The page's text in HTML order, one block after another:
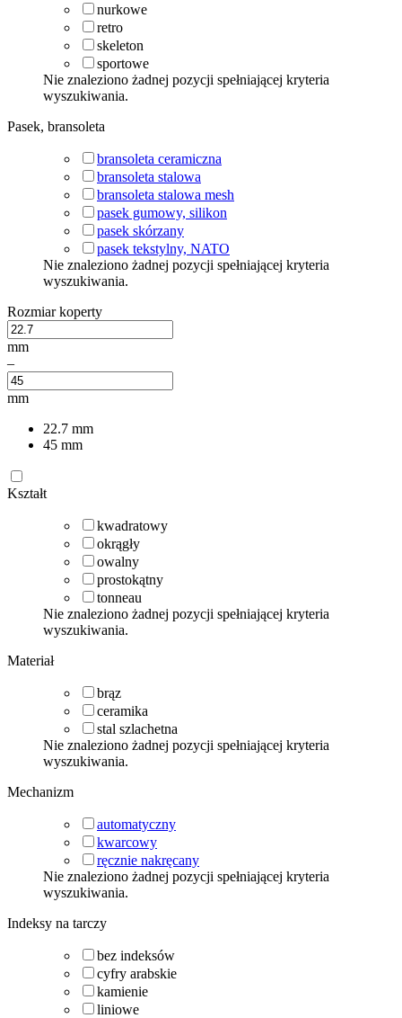
nurkowe
retro
skeleton
sportowe
Nie znaleziono żadnej pozycji spełniającej kryteria
wyszukiwania.
Pasek, bransoleta
bransoleta ceramiczna
bransoleta stalowa
bransoleta stalowa mesh
pasek gumowy, silikon
pasek skórzany
pasek tekstylny, NATO
Nie znaleziono żadnej pozycji spełniającej kryteria
wyszukiwania.
Rozmiar koperty
mm
–
mm
22.7 mm
45 mm
Kształt
kwadratowy
okrągły
owalny
prostokątny
tonneau
Nie znaleziono żadnej pozycji spełniającej kryteria
wyszukiwania.
Materiał
brąz
ceramika
stal szlachetna
Nie znaleziono żadnej pozycji spełniającej kryteria
wyszukiwania.
Mechanizm
automatyczny
kwarcowy
ręcznie nakręcany
Nie znaleziono żadnej pozycji spełniającej kryteria
wyszukiwania.
Indeksy na tarczy
bez indeksów
cyfry arabskie
kamienie
liniowe